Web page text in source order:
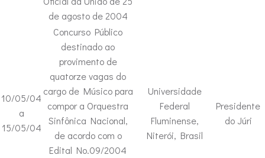
de agosto de 2004
10/05/04
a
15/05/04
Concurso Público
destinado ao
provimento de
quatorze vagas do
cargo de Músico para
compor a Orquestra
Sinfônica Nacional,
de acordo com o
Edital No.09/2004
Universidade
Federal
Fluminense,
Niterói, Brasil
Presidente
do Júri